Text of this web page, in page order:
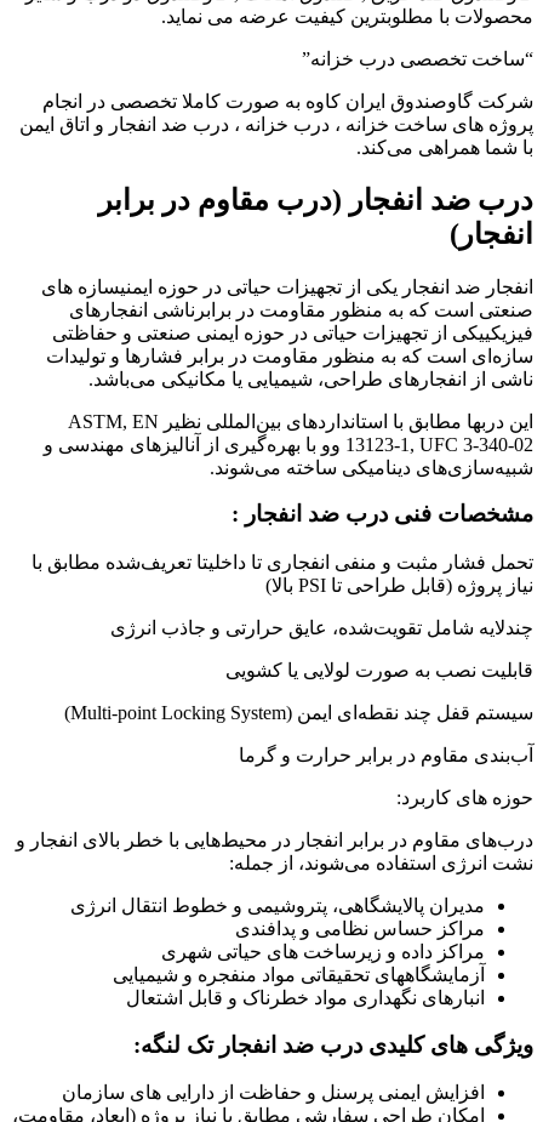
محصولات با مطلوبترین کیفیت عرضه می نماید.
“ساخت تخصصی درب خزانه”
شرکت گاوصندوق ایران کاوه به صورت کاملا تخصصی در انجام
پروژه های ساخت خزانه ، درب خزانه ، درب ضد انفجار و اتاق ایمن
با شما همراهی می‌کند.
درب ضد انفجار (درب مقاوم در برابر
انفجار)
انفجار ضد انفجار یکی از تجهیزات حیاتی در حوزه ایمنیسازه های
صنعتی است که به منظور مقاومت در برابرناشی انفجارهای
فیزیکییکی از تجهیزات حیاتی در حوزه ایمنی صنعتی و حفاظتی
سازه‌ای است که به منظور مقاومت در برابر فشارها و تولیدات
ناشی از انفجارهای طراحی، شیمیایی یا مکانیکی می‌باشد.
این دربها مطابق با استانداردهای بین‌المللی نظیر ASTM, EN
13123-1, UFC 3-340-02 وو با بهره‌گیری از آنالیزهای مهندسی و
شبیه‌سازی‌های دینامیکی ساخته می‌شوند.
مشخصات فنی درب ضد انفجار :
تحمل فشار مثبت و منفی انفجاری تا داخلیتا تعریف‌شده مطابق با
نیاز پروژه (قابل طراحی تا PSI بالا)
چندلایه شامل تقویت‌شده، عایق حرارتی و جاذب انرژی
قابلیت نصب به صورت لولایی یا کشویی
سیستم قفل چند نقطه‌ای ایمن (Multi-point Locking System)
آب‌بندی مقاوم در برابر حرارت و گرما
حوزه های کاربرد:
درب‌های مقاوم در برابر انفجار در محیط‌هایی با خطر بالای انفجار و
نشت انرژی استفاده می‌شوند، از جمله:
مدیران پالایشگاهی، پتروشیمی و خطوط انتقال انرژی
مراکز حساس نظامی و پدافندی
مراکز داده و زیرساخت های حیاتی شهری
آزمایشگاههای تحقیقاتی مواد منفجره و شیمیایی
انبارهای نگهداری مواد خطرناک و قابل اشتعال
ویژگی های کلیدی درب ضد انفجار تک لنگه:
افزایش ایمنی پرسنل و حفاظت از دارایی های سازمان
امکان طراحی سفارشی مطابق با نیاز پروژه (ابعاد، مقاومت،